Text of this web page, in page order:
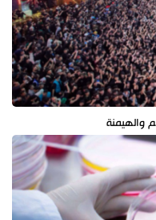
والهيمنة